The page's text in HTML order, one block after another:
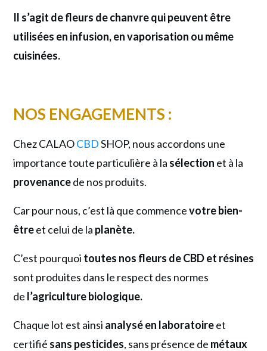
Il s’agit de fleurs de chanvre qui peuvent être
utilisées en infusion, en vaporisation ou même
cuisinées.
NOS ENGAGEMENTS :
Chez CALAOCBDSHOP, nous accordons une
importance toute particulière à la sélection et à la
provenancede nos produits.
Car pour nous, c’est là que commencevotre bien-
êtreet celui de la planète.
C’est pourquoi toutes nos fleurs de CBD et résines
sont produites dans le respect des normes
de l’agriculture biologique.
Chaque lot est ainsi analysé en laboratoireet
certifié sans pesticides, sans présence de métaux